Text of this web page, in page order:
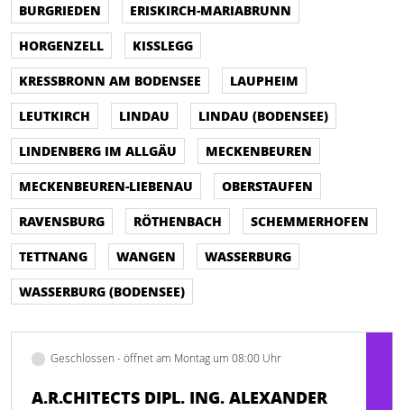
BURGRIEDEN
ERISKIRCH-MARIABRUNN
HORGENZELL
KISSLEGG
KRESSBRONN AM BODENSEE
LAUPHEIM
LEUTKIRCH
LINDAU
LINDAU (BODENSEE)
LINDENBERG IM ALLGÄU
MECKENBEUREN
MECKENBEUREN-LIEBENAU
OBERSTAUFEN
RAVENSBURG
RÖTHENBACH
SCHEMMERHOFEN
TETTNANG
WANGEN
WASSERBURG
WASSERBURG (BODENSEE)
Geschlossen - öffnet am Montag um 08:00 Uhr
A.R.CHITECTS DIPL. ING. ALEXANDER